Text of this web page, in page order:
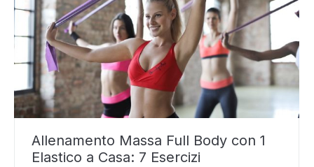
Allenamento Massa Full Body con 1
Elastico a Casa: 7 Esercizi